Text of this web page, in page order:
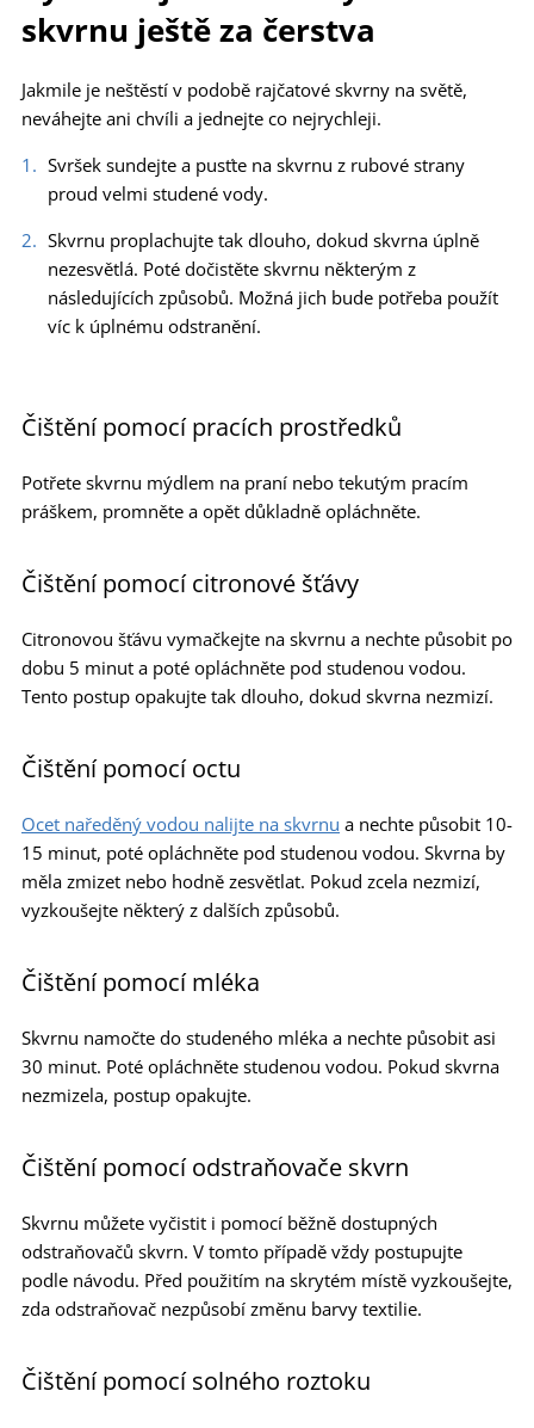
skvrnu ještě za čerstva
Jakmile je neštěstí v podobě rajčatové skvrny na světě,
neváhejte ani chvíli a jednejte co nejrychleji.
Svršek sundejte a pusťte na skvrnu z rubové strany
proud velmi studené vody.
Skvrnu proplachujte tak dlouho, dokud skvrna úplně
nezesvětlá. Poté dočistěte skvrnu některým z
následujících způsobů. Možná jich bude potřeba použít
víc k úplnému odstranění.
Čištění pomocí pracích prostředků
Potřete skvrnu mýdlem na praní nebo tekutým pracím
práškem, promněte a opět důkladně opláchněte.
Čištění pomocí citronové šťávy
Citronovou šťávu vymačkejte na skvrnu a nechte působit po
dobu 5 minut a poté opláchněte pod studenou vodou.
Tento postup opakujte tak dlouho, dokud skvrna nezmizí.
Čištění pomocí octu
Ocet naředěný vodou nalijte na skvrnu a nechte působit 10-
15 minut, poté opláchněte pod studenou vodou. Skvrna by
měla zmizet nebo hodně zesvětlat. Pokud zcela nezmizí,
vyzkoušejte některý z dalších způsobů.
Čištění pomocí mléka
Skvrnu namočte do studeného mléka a nechte působit asi
30 minut. Poté opláchněte studenou vodou. Pokud skvrna
nezmizela, postup opakujte.
Čištění pomocí odstraňovače skvrn
Skvrnu můžete vyčistit i pomocí běžně dostupných
odstraňovačů skvrn. V tomto případě vždy postupujte
podle návodu. Před použitím na skrytém místě vyzkoušejte,
zda odstraňovač nezpůsobí změnu barvy textilie.
Čištění pomocí solného roztoku